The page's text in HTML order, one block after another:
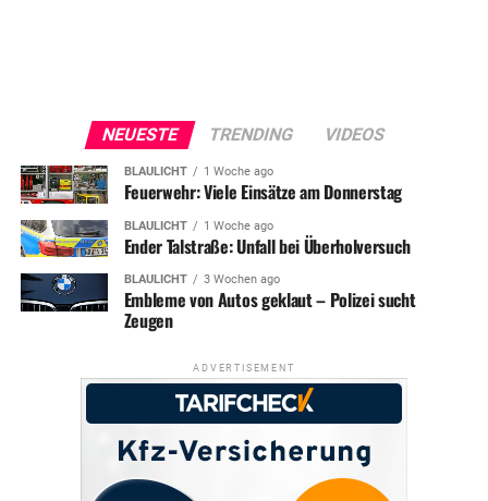
NEUESTE TRENDING VIDEOS
BLAULICHT 1 Woche ago
Feuerwehr: Viele Einsätze am Donnerstag
BLAULICHT 1 Woche ago
Ender Talstraße: Unfall bei Überholversuch
BLAULICHT 3 Wochen ago
Embleme von Autos geklaut – Polizei sucht
Zeugen
ADVERTISEMENT